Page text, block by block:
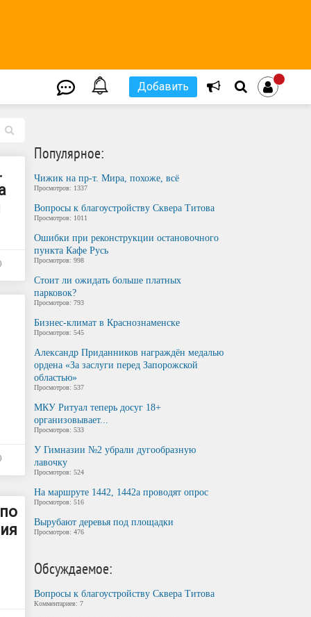
Добавить
L
Популярное:
Чижик на пр-т. Мира, похоже, всё
Просмотров: 1337
Вопросы к благоустройству Сквера Титова
Просмотров: 1011
Ошибки при реконструкции остановочного
пункта Кафе Русь
Просмотров: 998
Стоит ли ожидать больше платных
парковок?
Просмотров: 793
Бизнес-климат в Краснознаменске
Просмотров: 545
Александр Приданников награждён медалью
ордена «За заслуги перед Запорожской
областью»
Просмотров: 537
МКУ Ритуал теперь досуг 18+
организовывает...
Просмотров: 533
У Гимназии №2 убрали дугообразную
лавочку
Просмотров: 524
На маршруте 1442, 1442а проводят опрос
Просмотров: 516
Вырубают деревья под площадки
Просмотров: 476
Обсуждаемое:
Вопросы к благоустройству Сквера Титова
Комментариев: 7